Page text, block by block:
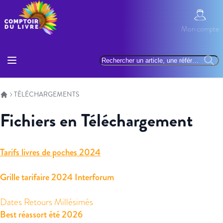
Allez au contenu
Rechercher
Mon
Mon compte
TÉLÉCHARGEMENTS
Fichiers en Téléchargement
Tarifs livres de poches 2024
Grille tarifaire 2024 Interforum
Dates Retours Millésimés
Best réassort été 2026